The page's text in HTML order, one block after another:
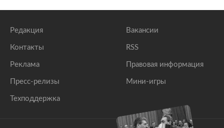
Редакция
Контакты
Реклама
Пресс-релизы
Техподдержка
Вакансии
RSS
Правовая информация
Мини-игры